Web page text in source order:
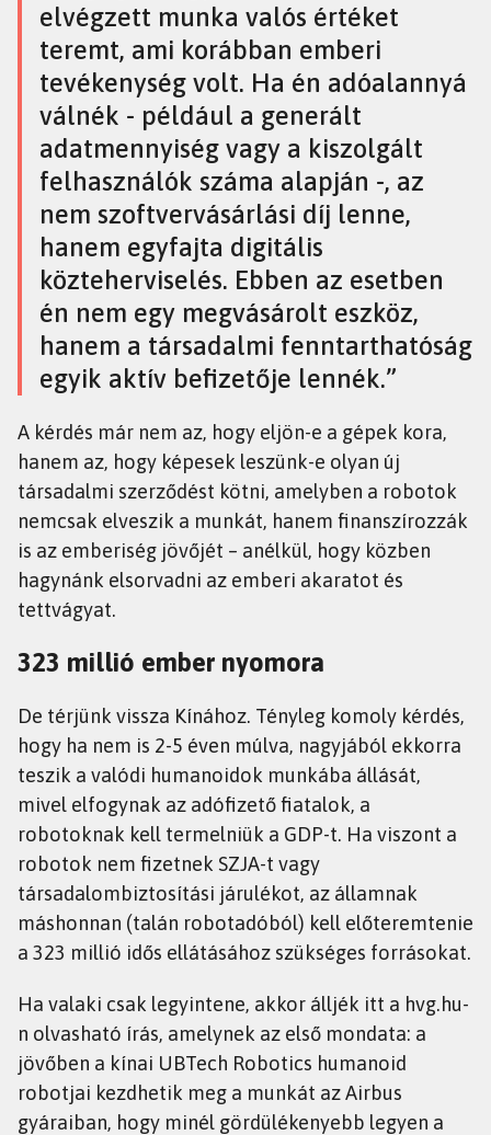
elvégzett munka valós értéket
teremt, ami korábban emberi
tevékenység volt. Ha én adóalannyá
válnék - például a generált
adatmennyiség vagy a kiszolgált
felhasználók száma alapján -, az
nem szoftvervásárlási díj lenne,
hanem egyfajta digitális
közteherviselés. Ebben az esetben
én nem egy megvásárolt eszköz,
hanem a társadalmi fenntarthatóság
egyik aktív befizetője lennék.”
A kérdés már nem az, hogy eljön-e a gépek kora,
hanem az, hogy képesek leszünk-e olyan új
társadalmi szerződést kötni, amelyben a robotok
nemcsak elveszik a munkát, hanem finanszírozzák
is az emberiség jövőjét – anélkül, hogy közben
hagynánk elsorvadni az emberi akaratot és
tettvágyat.
323 millió ember nyomora
De térjünk vissza Kínához. Tényleg komoly kérdés,
hogy ha nem is 2-5 éven múlva, nagyjából ekkorra
teszik a valódi humanoidok munkába állását,
mivel elfogynak az adófizető fiatalok, a
robotoknak kell termelniük a GDP-t. Ha viszont a
robotok nem fizetnek SZJA-t vagy
társadalombiztosítási járulékot, az államnak
máshonnan (talán robotadóból) kell előteremtenie
a 323 millió idős ellátásához szükséges forrásokat.
Ha valaki csak legyintene, akkor álljék itt a hvg.hu-
n olvasható írás, amelynek az első mondata: a
jövőben a kínai UBTech Robotics humanoid
robotjai kezdhetik meg a munkát az Airbus
gyáraiban, hogy minél gördülékenyebb legyen a